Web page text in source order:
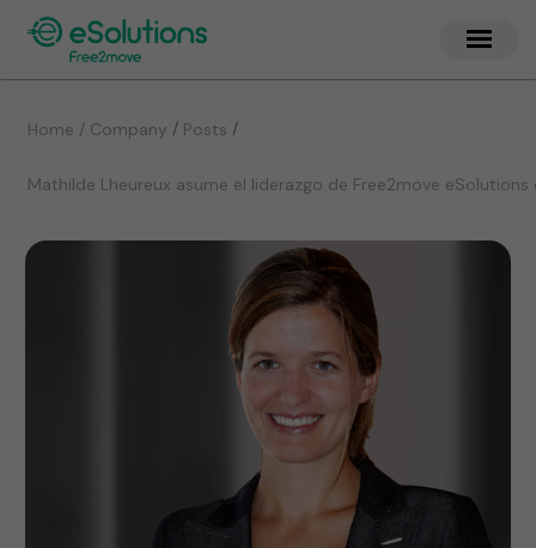
Home / Company / Posts /
Mathilde Lheureux asume el liderazgo de Free2move eSolutions